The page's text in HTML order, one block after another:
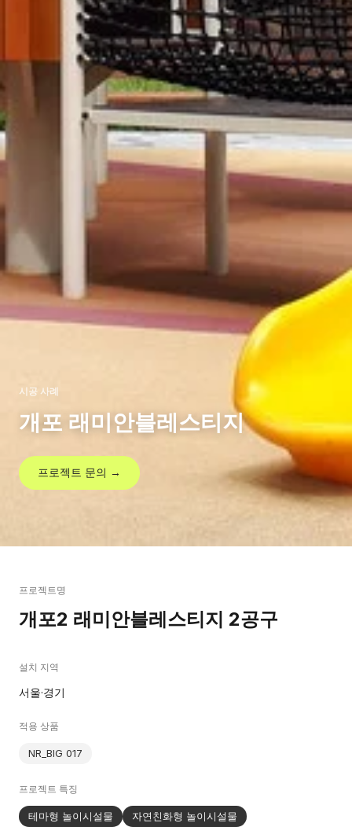
시공 사례
개포 래미안블레스티지
프로젝트 문의 →
프로젝트명
개포2 래미안블레스티지 2공구
설치 지역
서울·경기
적용 상품
NR_BIG 017
프로젝트 특징
테마형 놀이시설물 자연친화형 놀이시설물